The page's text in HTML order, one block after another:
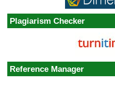
Plagiarism Checker
Reference Manager